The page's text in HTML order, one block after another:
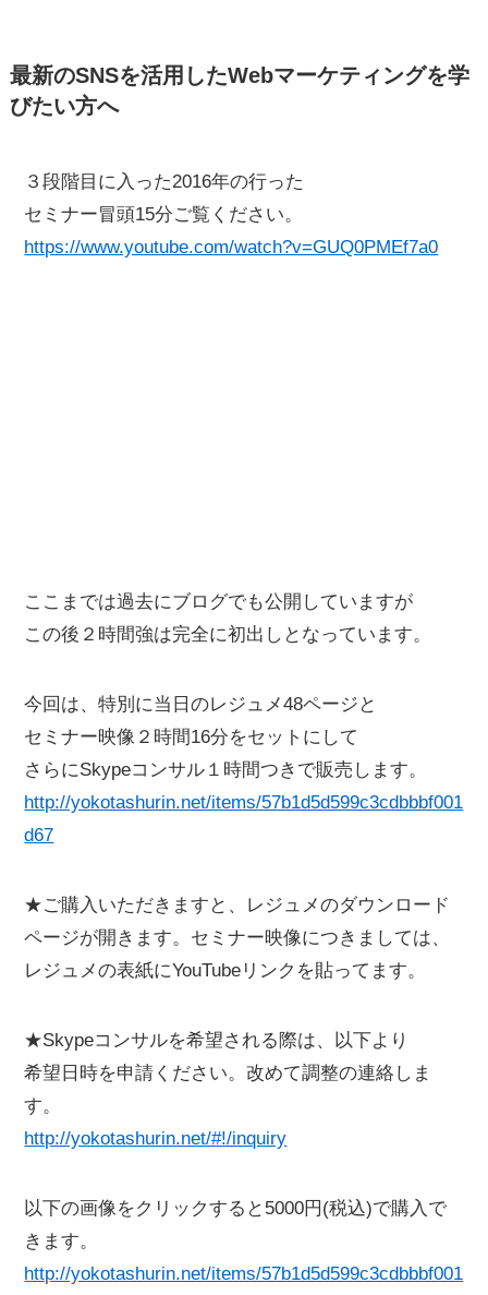
最新のSNSを活用したWebマーケティングを学
びたい方へ
３段階目に入った2016年の行った
セミナー冒頭15分ご覧ください。
https://www.youtube.com/watch?v=GUQ0PMEf7a0
ここまでは過去にブログでも公開していますが
この後２時間強は完全に初出しとなっています。
今回は、特別に当日のレジュメ48ページと
セミナー映像２時間16分をセットにして
さらにSkypeコンサル１時間つきで販売します。
http://yokotashurin.net/items/57b1d5d599c3cdbbbf001
d67
★ご購入いただきますと、レジュメのダウンロード
ページが開きます。セミナー映像につきましては、
レジュメの表紙にYouTubeリンクを貼ってます。
★Skypeコンサルを希望される際は、以下より
希望日時を申請ください。改めて調整の連絡しま
す。
http://yokotashurin.net/#!/inquiry
以下の画像をクリックすると5000円(税込)で購入で
きます。
http://yokotashurin.net/items/57b1d5d599c3cdbbbf001